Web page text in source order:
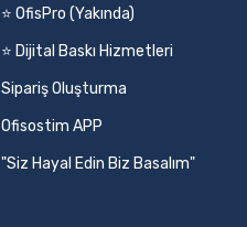
⭐ OfisPro (Yakında)
⭐ Dijital Baskı Hizmetleri
Sipariş Oluşturma
Ofisostim APP
"Siz Hayal Edin Biz Basalım"